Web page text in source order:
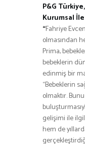
P&G
Kurumsal
“Fahriye
olmasından
Prima,
bebeklerin
edinmiş bir
“Bebeklerin
olmaktır.
gelişimi ile
hem de